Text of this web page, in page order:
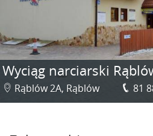
Wyciąg narciarski
Rąblów 2A, Rąblów 81